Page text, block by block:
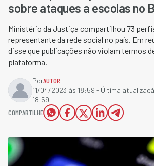
sobre ataques a escolas no
Ministério da Justiça compartilhou 73
representante da rede social no país. Em
disse que publicações não violam termos
plataforma.
PorAUTOR
11/04/2023 às 18:59 - Última
18:59
COMPARTILHE